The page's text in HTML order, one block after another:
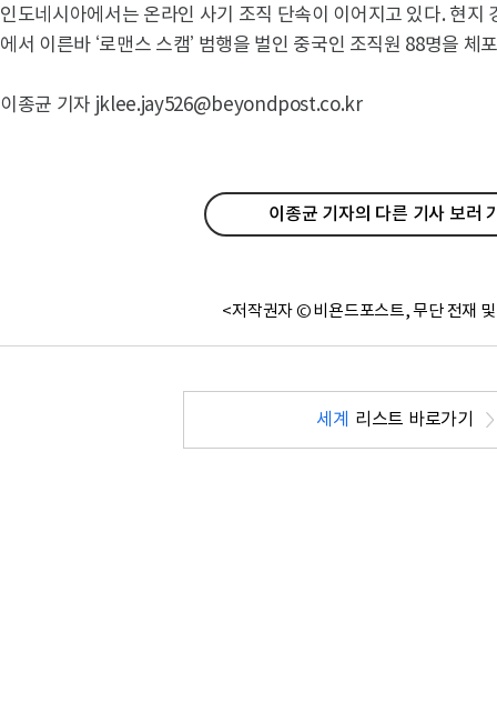
인도네시아에서는 온라인 사기 조직 단속이 이어지고 있다. 현지
에서 이른바 ‘로맨스 스캠’ 범행을 벌인 중국인 조직원 88명을 체
이종균 기자 jklee.jay526@beyondpost.co.kr
이종균 기자의 다른 기사 보러
<저작권자 © 비욘드포스트, 무단 전재
세계 리스트 바로가기